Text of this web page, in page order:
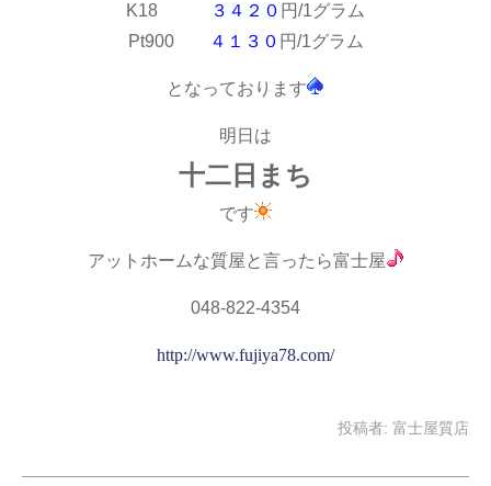
K18 ３４２０ 円/1グラム
Pt900
４１３０ 円/1グラム
となっております
明日は
十二日まち
です
アットホームな質屋と言ったら富士屋
048-822-4354
http://www.fujiya78.com/
投稿者: 富士屋質店